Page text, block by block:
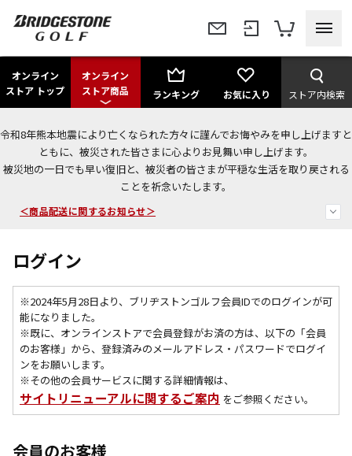
オンライン
ストア トップ
オンライン
ストア商品
ランキング お気に入り ストア内検索
令和8年熊本地震により亡くなられた方々に謹んでお悔やみを申し上げますと
ともに、被災された皆さまに心よりお見舞い申し上げます。
被災地の一日でも早い復旧と、被災者の皆さまが平穏な生活を取り戻される
ことを祈念いたします。
今なら新規会員登録で1,000円OFFクーポンプレゼント！
＜商品配送に関するお知らせ＞
ログイン
※2024年5月28日より、ブリヂストンゴルフ会員IDでのログインが可
能になりました。
※既に、 オンラインストアで会員登録がお済の方は、以下の「会員
のお客様」から、登録済みのメールアドレス・パスワードでログイ
ンをお願いします。
※その他の会員サービスに関する詳細情報は、
サイトリニューアルに関するご案内 をご参照ください。
会員のお客様